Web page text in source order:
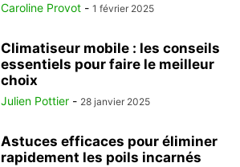
Caroline Provot - 1 février 2025
Climatiseur mobile : les conseils
essentiels pour faire le meilleur
choix
Julien Pottier - 28 janvier 2025
Astuces efficaces pour éliminer
rapidement les poils incarnés